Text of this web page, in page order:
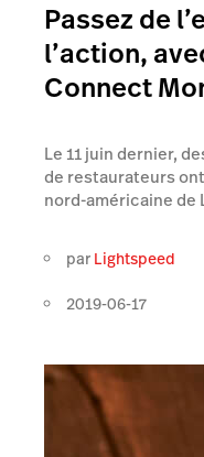
Passez de
l’action,
Connect
Le 11 juin dernier,
de restaurateurs
nord-américaine de
par Lightspeed
2019-06-17